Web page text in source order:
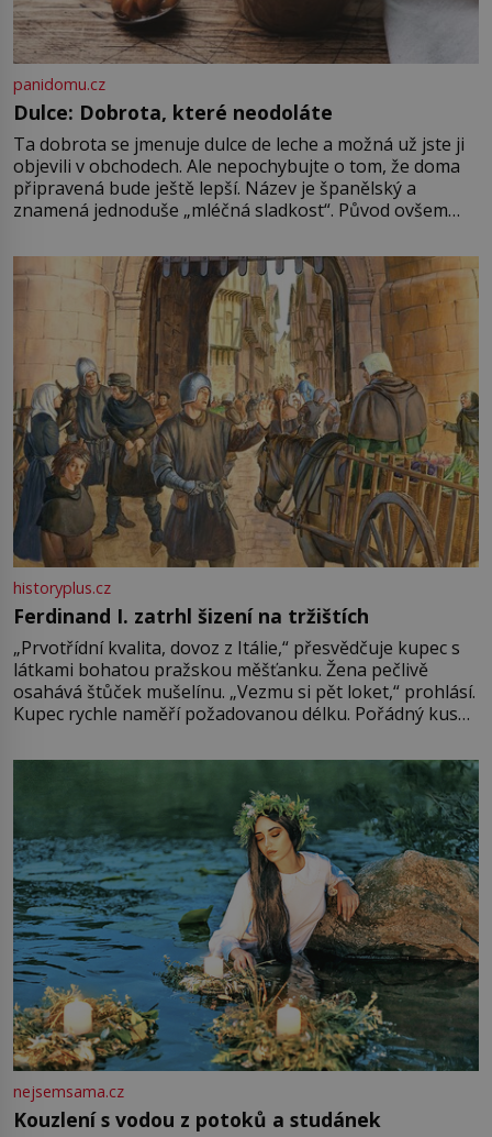
panidomu.cz
Dulce: Dobrota, které neodoláte
Ta dobrota se jmenuje dulce de leche a možná už jste ji
objevili v obchodech. Ale nepochybujte o tom, že doma
připravená bude ještě lepší. Název je španělský a
znamená jednoduše „mléčná sladkost“. Původ ovšem
pře hned několik latinskoamerických zemí a k tomu
Francie, kde se traduje,
historyplus.cz
Ferdinand I. zatrhl šizení na tržištích
„Prvotřídní kvalita, dovoz z Itálie,“ přesvědčuje kupec s
látkami bohatou pražskou měšťanku. Žena pečlivě
osahává štůček mušelínu. „Vezmu si pět loket,“ prohlásí.
Kupec rychle naměří požadovanou délku. Pořádný kus
milostpaní. Stačí jenom na sukni,“ zhodnotí švadlena
množství růžového mušelínu. „Ošidili vás, podívejte.“
nejsemsama.cz
Kouzlení s vodou z potoků a studánek